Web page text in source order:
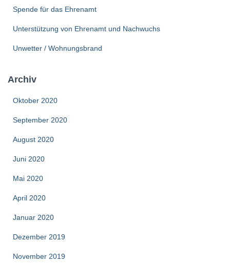
Spende für das Ehrenamt
Unterstützung von Ehrenamt und Nachwuchs
Unwetter / Wohnungsbrand
Archiv
Oktober 2020
September 2020
August 2020
Juni 2020
Mai 2020
April 2020
Januar 2020
Dezember 2019
November 2019